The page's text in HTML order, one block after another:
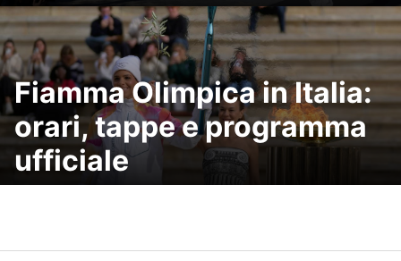
Fiamma Olimpica in Italia:
orari, tappe e programma
ufficiale